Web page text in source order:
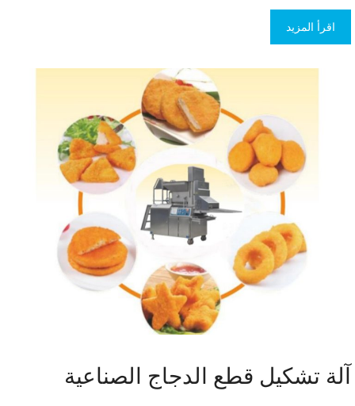
اقرأ المزيد
آلة تشكيل قطع الدجاج الصناعية